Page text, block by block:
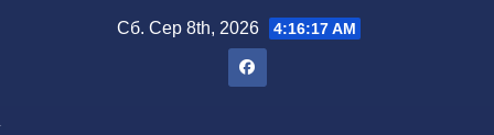
Сб. Сер 8th, 2026 4:16:18 AM